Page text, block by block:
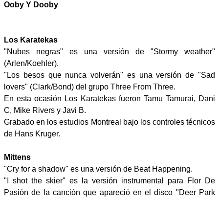
Ooby Y Dooby
Los Karatekas
"Nubes negras" es una versión de "Stormy weather"
(Arlen/Koehler).
"Los besos que nunca volverán" es una versión de "Sad
lovers" (Clark/Bond) del grupo Three From Three.
En esta ocasión Los Karatekas fueron Tamu Tamurai, Dani
C, Mike Rivers y Javi B.
Grabado en los estudios Montreal bajo los controles técnicos
de Hans Kruger.
Mittens
"Cry for a shadow" es una versión de Beat Happening.
"I shot the skier" es la versión instrumental para Flor De
Pasión de la canción que apareció en el disco "Deer Park